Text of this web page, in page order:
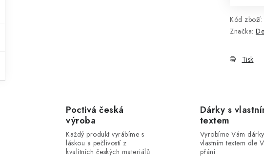
Kód zboží:
Značka:
Tisk
Poctivá česká
výroba
Každý produkt vyrábíme s
láskou a pečlivostí z
kvalitních českých materiálů
Dárky s
textem
Vyrobíme Vám
vlastním textem dle
přání